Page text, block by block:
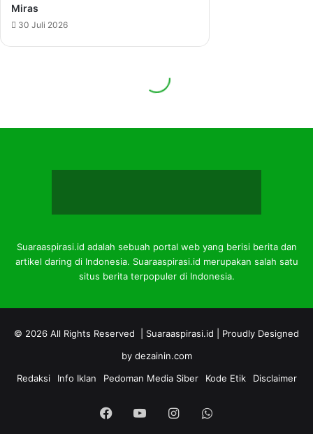
Suaraaspirasi.id adalah sebuah portal web yang berisi berita dan
artikel daring di Indonesia. Suaraaspirasi.id merupakan salah satu
situs berita terpopuler di Indonesia.
© 2026 All Rights Reserved | Suaraaspirasi.id | Proudly Designed
by dezainin.com
Redaksi
Info Iklan Pedoman Media Siber Kode Etik Disclaimer
FacebookYouTubeInstagramWhatsApp